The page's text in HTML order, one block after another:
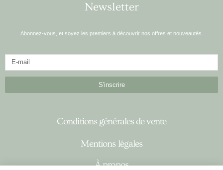
Newsletter
Abonnez-vous, et soyez les premiers à découvrir nos offres et nouveautés.
S'inscrire
Conditions générales de vente
Mentions légales
À propos